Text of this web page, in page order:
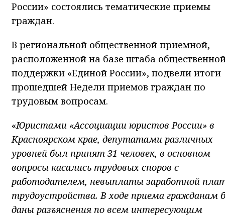
России» состоялись тематические приемы
граждан.
В региональной общественной приемной,
расположенной на базе штаба
поддержки «Единой России», подвели итоги
прошедшей Недели приемов граждан по
трудовым вопросам.
«Юристами «Ассоциации юристов России» в
Красноярском крае, депутатами различных
уровней был принят 31 человек, в основном
вопросы касались трудовых споров с
работодателем, невыплаты заработной
трудоустройства. В ходе приема гражданам
даны разъяснения по всем интересующим